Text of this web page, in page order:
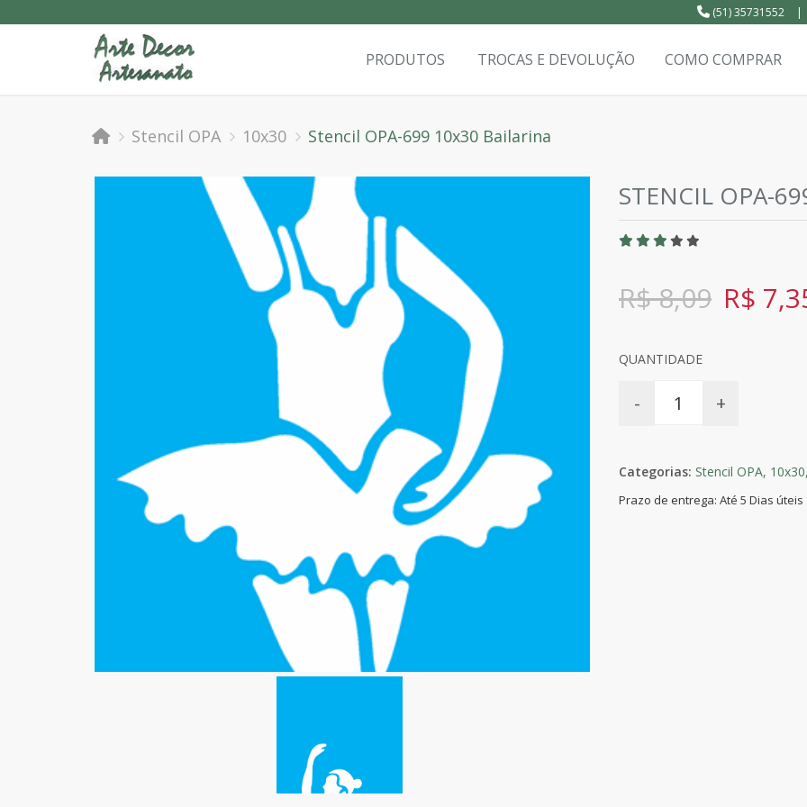
(51) 35731552 |
PRODUTOS TROCAS E DEVOLUÇÃO COMO COMPRAR
Stencil OPA 10x30 Stencil OPA-699 10x30 Bailarina
STENCIL OPA-
R$ 8,09 R$
QUANTIDADE
- +
Categorias: Stencil OPA,
Prazo de entrega: Até 5 Dias úteis